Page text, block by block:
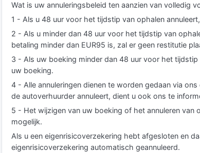
Wat is uw annuleringsbeleid ten aanzien van volledig
1 - Als u 48 uur voor het tijdstip van ophalen
2 - Als u minder dan 48 uur voor het tijdstip van
betaling minder dan EUR95 is, zal er geen restitutie
3 - Als uw boeking minder dan 48 uur voor het
uw boeking.
4 - Alle annuleringen dienen te worden gedaan via
de autoverhuurder annuleert, dient u ook ons te
5 - Het wijzigen van uw boeking of het annuleren
mogelijk.
Als u een eigenrisicoverzekering hebt afgesloten en
eigenrisicoverzekering automatisch geannuleerd.